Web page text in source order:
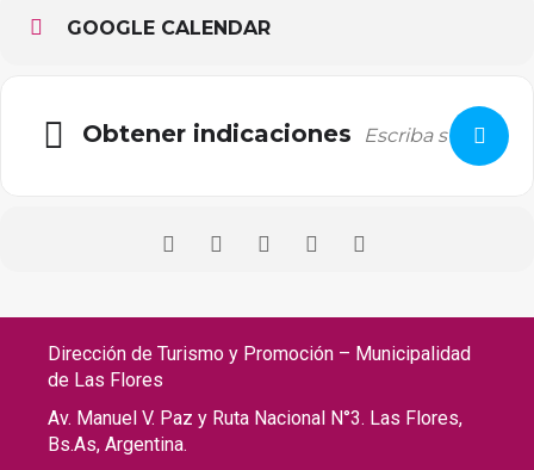
GOOGLE CALENDAR
Obtener indicaciones
Dirección de Turismo y Promoción – Municipalidad
de Las Flores
Av. Manuel V. Paz y Ruta Nacional N°3. Las Flores,
Bs.As, Argentina.